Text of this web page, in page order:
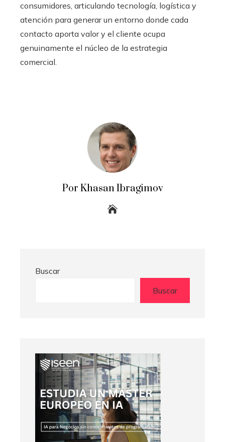
consumidores, articulando tecnología, logística y
atención para generar un entorno donde cada
contacto aporta valor y el cliente ocupa
genuinamente el núcleo de la estrategia
comercial.
Por Khasan Ibragimov
Buscar
Buscar